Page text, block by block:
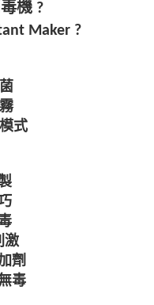
機 ?
Maker ?
式
激
劑
毒